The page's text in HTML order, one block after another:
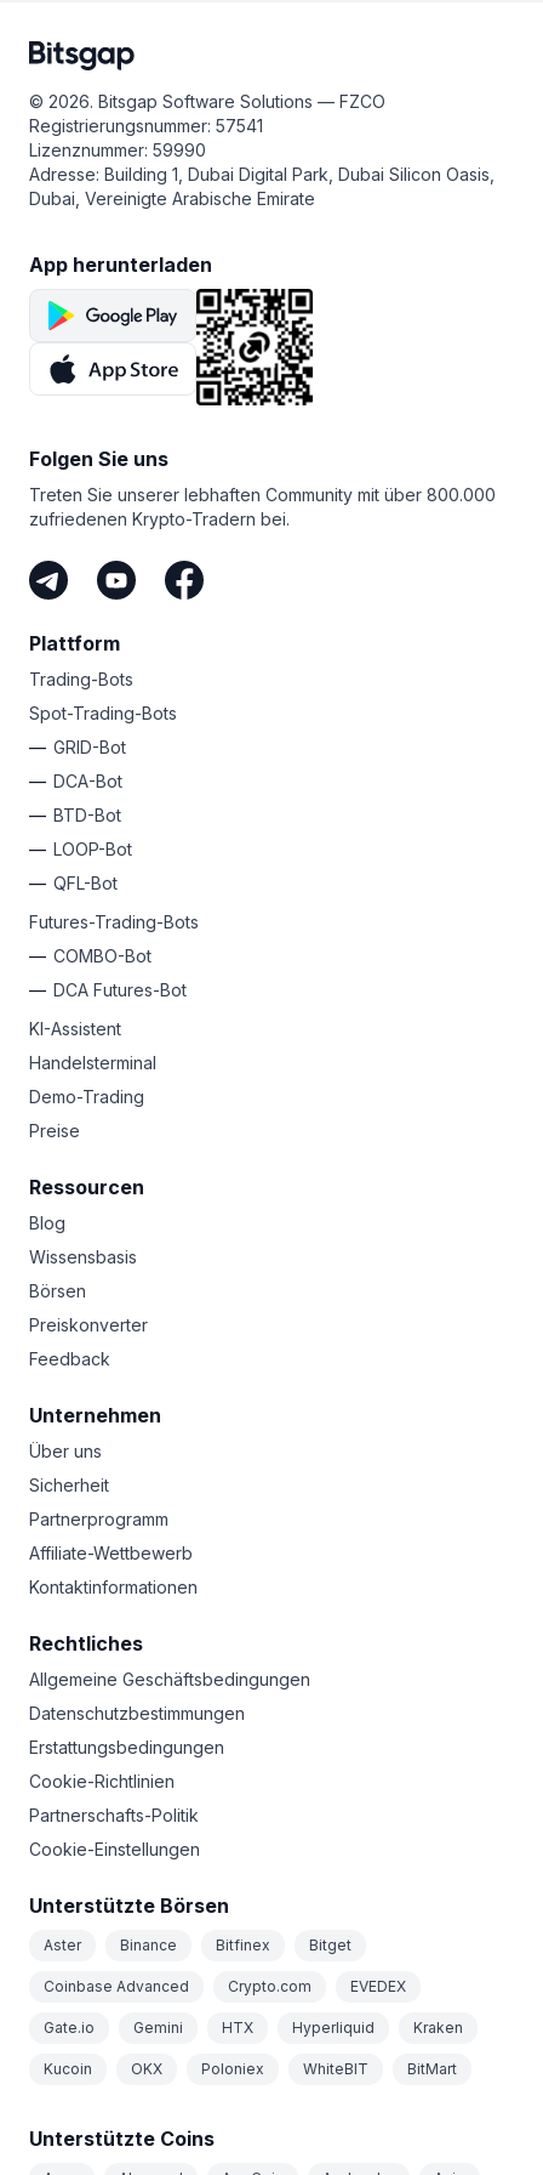
ausgestattet, die auf ein gutes Team und ein
langfristiges Gewinnpotenzial hindeutet. All dies
bedeutet, dass DAI gute Perspektiven hat.
autonom auf der Grundlage vorgegebener Regeln
ausführen. Dies kann Ihnen helfen, kostspielige Fehler
in das Trading einfließen. Bots können außerdem Trades
schneller ausführen als Menschen, was in volatilen
Märkten hilfreich sein kann.
© 2026. Bitsgap Software Solutions — FZCO
Registrierungsnummer: 57541
Lizenznummer: 59990
Adresse: Building 1, Dubai Digital Park, Dubai Silicon Oasis,
Dubai, Vereinigte Arabische Emirate
App herunterladen
Folgen Sie uns
Treten Sie unserer lebhaften Community mit über 800.000
zufriedenen Krypto-Tradern bei.
Plattform
Trading-Bots
Spot-Trading-Bots
GRID-Bot
DCA-Bot
BTD-Bot
LOOP-Bot
QFL-Bot
Futures-Trading-Bots
COMBO-Bot
DCA Futures-Bot
KI-Assistent
Handelsterminal
Demo-Trading
Preise
Ressourcen
Blog
Wissensbasis
Börsen
Preiskonverter
Feedback
Unternehmen
Über uns
Sicherheit
Partnerprogramm
Affiliate-Wettbewerb
Kontaktinformationen
Rechtliches
Allgemeine Geschäftsbedingungen
Datenschutzbestimmungen
Erstattungsbedingungen
Cookie-Richtlinien
Partnerschafts-Politik
Cookie-Einstellungen
Unterstützte Börsen
Aster Binance Bitfinex Bitget
Coinbase Advanced Crypto.com EVEDEX
Gate.io Gemini HTX Hyperliquid Kraken
Kucoin OKX Poloniex WhiteBIT BitMart
Unterstützte Coins